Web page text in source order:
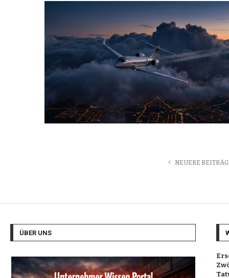
NEUERE
ÜBER UNS